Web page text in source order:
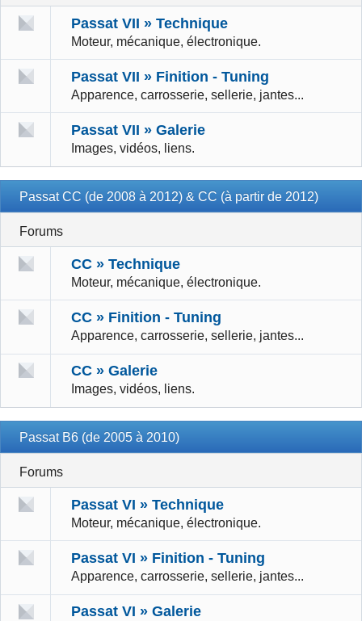
Passat VII » Technique
Moteur, mécanique, électronique.
Passat VII » Finition - Tuning
Apparence, carrosserie, sellerie, jantes...
Passat VII » Galerie
Images, vidéos, liens.
Passat CC (de 2008 à 2012) & CC (à partir de 2012)
Forums
CC » Technique
Moteur, mécanique, électronique.
CC » Finition - Tuning
Apparence, carrosserie, sellerie, jantes...
CC » Galerie
Images, vidéos, liens.
Passat B6 (de 2005 à 2010)
Forums
Passat VI » Technique
Moteur, mécanique, électronique.
Passat VI » Finition - Tuning
Apparence, carrosserie, sellerie, jantes...
Passat VI » Galerie